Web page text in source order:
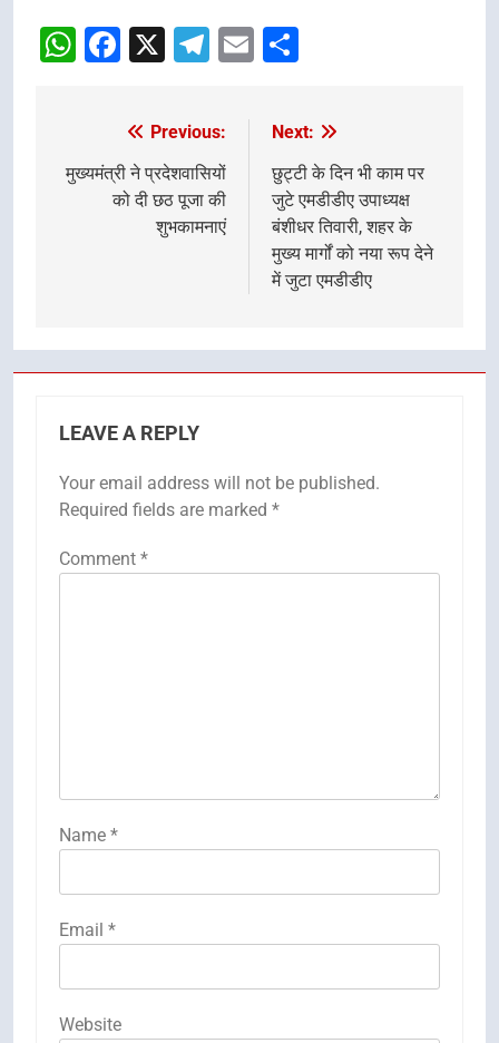
WhatsApp
Facebook
X Telegram
Email
navigation
Previous:
मुख्यमंत्री ने प्रदेशवासियों
को दी छठ पूजा की
शुभकामनाएं
Next:
छुट्टी के दिन भी काम पर
जुटे एमडीडीए उपाध्यक्ष
बंशीधर तिवारी, शहर के
मुख्य मार्गों को नया रूप देने
में जुटा एमडीडीए
LEAVE A REPLY
Your email address will not be published.
Required fields are marked *
Comment *
Name *
Email *
Website